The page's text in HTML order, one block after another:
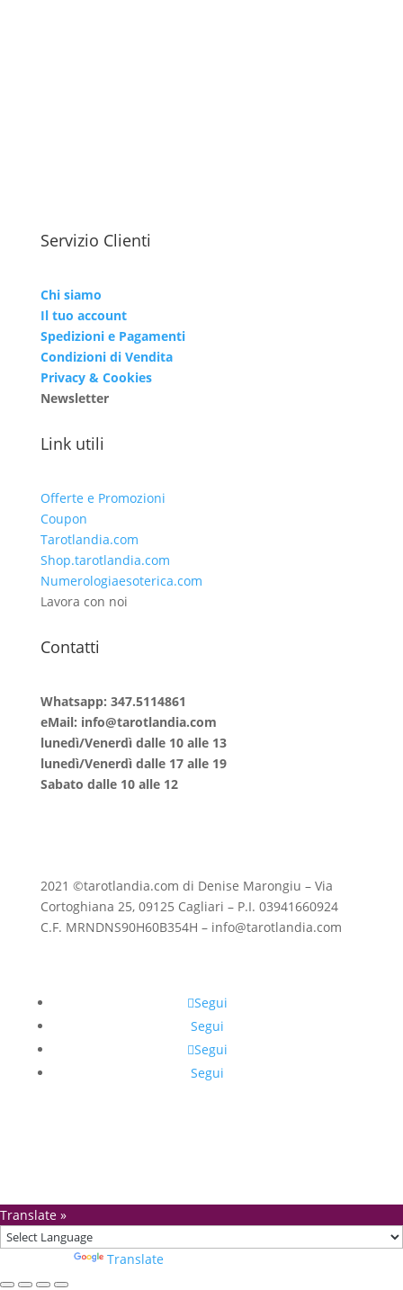
Servizio Clienti
Chi siamo
Il tuo account
Spedizioni e Pagamenti
Condizioni di Vendita
Privacy & Cookies
Newsletter
Link utili
Offerte e Promozioni
Coupon
Tarotlandia.com
Shop.tarotlandia.com
Numerologiaesoterica.com
Lavora con noi
Contatti
Whatsapp: 347.5114861
eMail: info@tarotlandia.com
lunedì/Venerdì dalle 10 alle 13
lunedì/Venerdì dalle 17 alle 19
Sabato dalle 10 alle 12
2021 ©tarotlandia.com di Denise Marongiu – Via
Cortoghiana 25, 09125 Cagliari – P.I. 03941660924
C.F. MRNDNS90H60B354H – info@tarotlandia.com
Segui
Segui
Segui
Segui
Translate »
Translate